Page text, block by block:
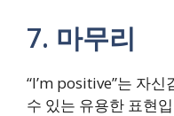
7. 마무리
“I’m positive”는 자
수 있는 유용한 표현